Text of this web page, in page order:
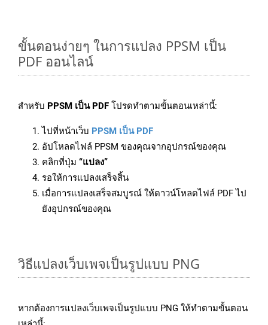
ขั้นตอนง่ายๆ ในการแปลง PPSM เป็น
PDF ออนไลน์
สำหรับ PPSM เป็น PDF โปรดทำตามขั้นตอนเหล่านี้:
ไปที่หน้าเว็บ PPSM เป็น PDF
อัปโหลดไฟล์ PPSM ของคุณจากอุปกรณ์ของคุณ
คลิกที่ปุ่ม “แปลง”
รอให้การแปลงเสร็จสิ้น
เมื่อการแปลงเสร็จสมบูรณ์ ให้ดาวน์โหลดไฟล์ PDF ไป
ยังอุปกรณ์ของคุณ
วิธีแปลงเว็บเพจเป็นรูปแบบ PNG
หากต้องการแปลงเว็บเพจเป็นรูปแบบ PNG ให้ทำตามขั้นตอน